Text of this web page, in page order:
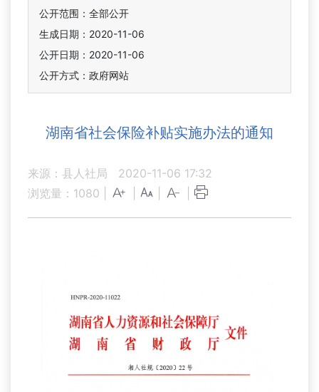
公开范围：全部公开
生成日期：2020-11-06
公开日期：2020-11-06
公开方式：政府网站
湖南省社会保险补贴实施办法的通知
来源：县人社局
2020-11-06 17:32
浏览量： 1080